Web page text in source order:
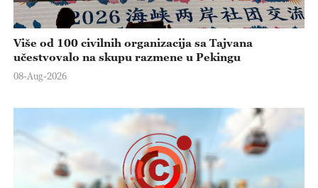
Više od 100 civilnih organizacija sa Tajvana
učestvovalo na skupu razmene u Pekingu
08-Aug-2026